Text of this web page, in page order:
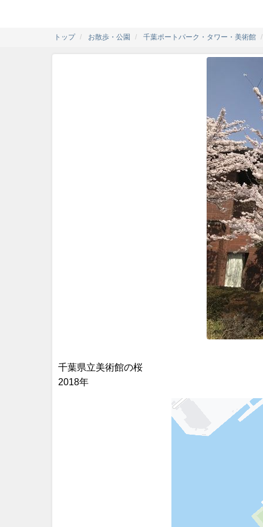
トップ お散歩・公園 千葉ポートパーク・タワー・美術館
千葉県立美術館の桜
2018年